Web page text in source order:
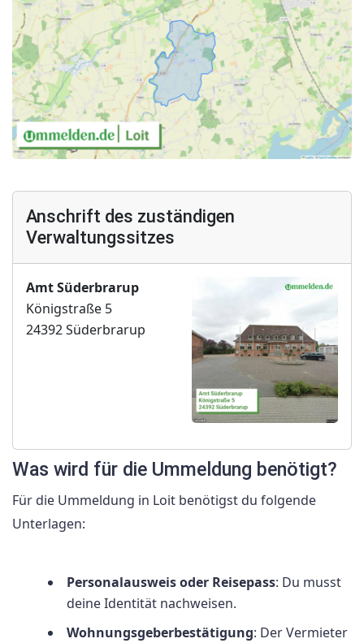
Anschrift des zuständigen
Verwaltungssitzes
Amt Süderbrarup
Königstraße 5
24392 Süderbrarup
Was wird für die Ummeldung benötigt?
Für die Ummeldung in Loit benötigst du folgende
Unterlagen:
Personalausweis oder Reisepass: Du musst
deine Identität nachweisen.
Wohnungsgeberbestätigung: Der Vermieter